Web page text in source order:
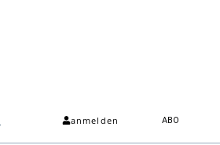
anmelden ABO